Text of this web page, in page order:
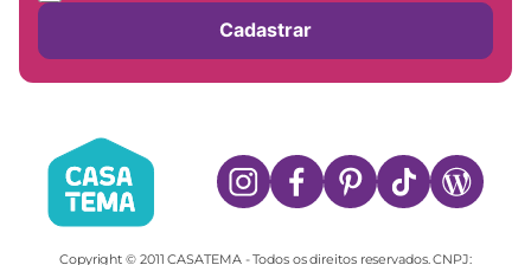
Cadastrar
Copyright © 2011 CASATEMA - Todos os direitos reservados. CNPJ: